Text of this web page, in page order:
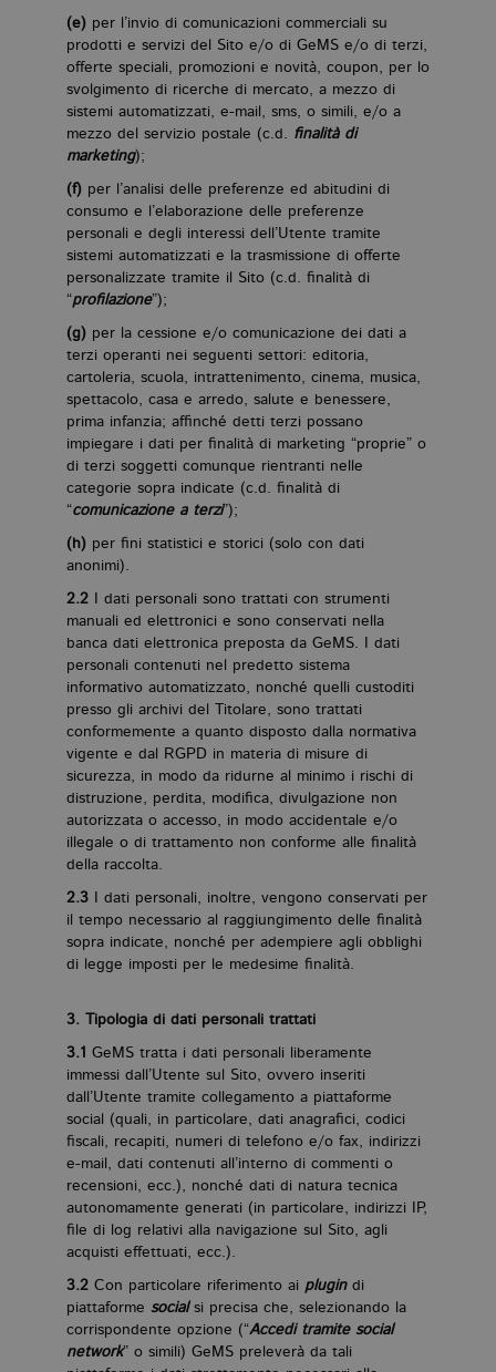
(e) per l’invio di comunicazioni commerciali su
prodotti e servizi del Sito e/o di GeMS e/o di terzi,
offerte speciali, promozioni e novità, coupon, per lo
svolgimento di ricerche di mercato, a mezzo di
sistemi automatizzati, e-mail, sms, o simili, e/o a
mezzo del servizio postale (c.d. finalità di
marketing);
(f) per l’analisi delle preferenze ed abitudini di
consumo e l’elaborazione delle preferenze
personali e degli interessi dell’Utente tramite
sistemi automatizzati e la trasmissione di offerte
personalizzate tramite il Sito (c.d. finalità di
“profilazione”);
(g) per la cessione e/o comunicazione dei dati a
terzi operanti nei seguenti settori: editoria,
cartoleria, scuola, intrattenimento, cinema, musica,
spettacolo, casa e arredo, salute e benessere,
prima infanzia; affinché detti terzi possano
impiegare i dati per finalità di marketing “proprie” o
di terzi soggetti comunque rientranti nelle
categorie sopra indicate (c.d. finalità di
“comunicazione a terzi”);
(h) per fini statistici e storici (solo con dati
anonimi).
2.2 I dati personali sono trattati con strumenti
manuali ed elettronici e sono conservati nella
banca dati elettronica preposta da GeMS. I dati
personali contenuti nel predetto sistema
informativo automatizzato, nonché quelli custoditi
presso gli archivi del Titolare, sono trattati
conformemente a quanto disposto dalla normativa
vigente e dal RGPD in materia di misure di
sicurezza, in modo da ridurne al minimo i rischi di
distruzione, perdita, modifica, divulgazione non
autorizzata o accesso, in modo accidentale e/o
illegale o di trattamento non conforme alle finalità
della raccolta.
2.3 I dati personali, inoltre, vengono conservati per
il tempo necessario al raggiungimento delle finalità
sopra indicate, nonché per adempiere agli obblighi
di legge imposti per le medesime finalità.
3. Tipologia di dati personali trattati
3.1 GeMS tratta i dati personali liberamente
immessi dall’Utente sul Sito, ovvero inseriti
dall’Utente tramite collegamento a piattaforme
social (quali, in particolare, dati anagrafici, codici
fiscali, recapiti, numeri di telefono e/o fax, indirizzi
e-mail, dati contenuti all’interno di commenti o
recensioni, ecc.), nonché dati di natura tecnica
autonomamente generati (in particolare, indirizzi IP,
file di log relativi alla navigazione sul Sito, agli
acquisti effettuati, ecc.).
3.2 Con particolare riferimento ai plugindi
piattaforme socialsi precisa che, selezionando la
corrispondente opzione (“Accedi tramite social
network” o simili) GeMS preleverà da tali